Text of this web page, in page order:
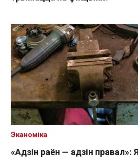
«Адзін раён — адзін правал»:
Эканоміка